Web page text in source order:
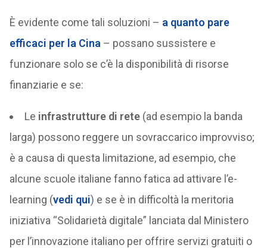
È evidente come tali soluzioni – a quanto pare
efficaci per la Cina – possano sussistere e
funzionare solo se c’è la disponibilità di risorse
finanziarie e se:
Le infrastrutture di rete(ad esempio la banda
larga) possono reggere un sovraccarico improvviso;
è a causa di questa limitazione, ad esempio, che
alcune scuole italiane fanno fatica ad attivare l’e-
learning (vedi qui) e se è in difficoltà la meritoria
iniziativa “Solidarietà digitale” lanciata dal Ministero
per l’innovazione italiano per offrire servizi gratuiti o